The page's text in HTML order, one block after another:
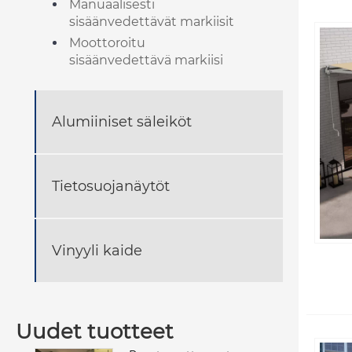
Manuaalisesti
sisäänvedettävät markiisit
Moottoroitu
sisäänvedettävä markiisi
Alumiiniset säleiköt
Tietosuojanäytöt
Vinyyli kaide
Uudet tuotteet